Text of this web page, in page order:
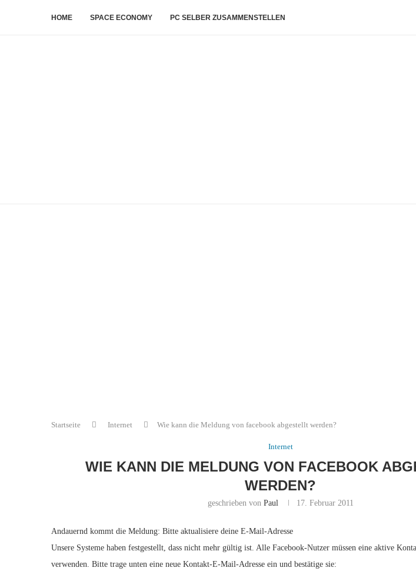
HOME SPACE ECONOMY PC SELBER ZUSAMMENSTELLEN
Startseite Internet Wie kann die Meldung von facebook abgestellt werden?
Internet
WIE KANN DIE MELDUNG VON FACEBOOK
WERDEN?
geschrieben von Paul 17. Februar 2011
Andauernd kommt die Meldung: Bitte aktualisiere deine E-Mail-Adresse
Unsere Systeme haben festgestellt, dass nicht mehr gültig ist. Alle Facebook-Nutzer müssen eine aktive
verwenden. Bitte trage unten eine neue Kontakt-E-Mail-Adresse ein und bestätige sie: